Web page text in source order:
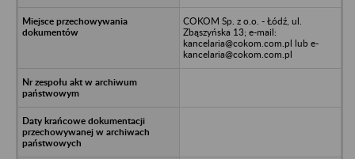
COKOM Sp. z o.o. - Łódź, ul.
Zbąszyńska 13; e-mail:
kancelaria@cokom.com.pl lub e-
kancelaria@cokom.com.pl